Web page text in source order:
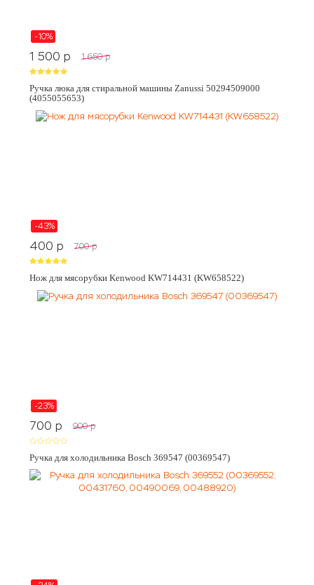
-10%
1 500 p 1 650 p
Ручка люка для стиральной машины Zanussi 50294509000
(4055055653)
-43%
400 p 700 p
Нож для мясорубки Kenwood KW714431 (KW658522)
-23%
700 p 900 p
Ручка для холодильника Bosch 369547 (00369547)